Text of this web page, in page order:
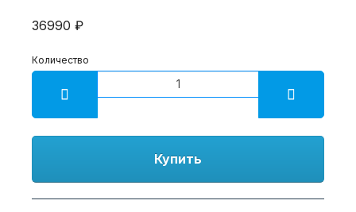
36990 ₽
Количество
Купить